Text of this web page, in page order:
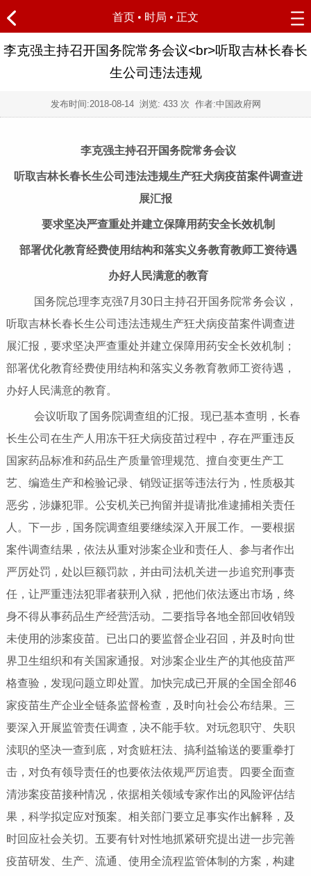
首页 • 时局 • 正文
李克强主持召开国务院常务会议<br>听取吉林长春长
生公司违法违规
发布时间:2018-08-14浏览: 433 次 作者:中国政府网
李克强主持召开国务院常务会议
听取吉林长春长生公司违法违规生产狂犬病疫苗案件调查进
展汇报
要求坚决严查重处并建立保障用药安全长效机制
部署优化教育经费使用结构和落实义务教育教师工资待遇
办好人民满意的教育
国务院总理李克强7月30日主持召开国务院常务会议，
听取吉林长春长生公司违法违规生产狂犬病疫苗案件调查进
展汇报，要求坚决严查重处并建立保障用药安全长效机制；
部署优化教育经费使用结构和落实义务教育教师工资待遇，
办好人民满意的教育。
会议听取了国务院调查组的汇报。现已基本查明，长春
长生公司在生产人用冻干狂犬病疫苗过程中，存在严重违反
国家药品标准和药品生产质量管理规范、擅自变更生产工
艺、编造生产和检验记录、销毁证据等违法行为，性质极其
恶劣，涉嫌犯罪。公安机关已拘留并提请批准逮捕相关责任
人。下一步，国务院调查组要继续深入开展工作。一要根据
案件调查结果，依法从重对涉案企业和责任人、参与者作出
严厉处罚，处以巨额罚款，并由司法机关进一步追究刑事责
任，让严重违法犯罪者获刑入狱，把他们依法逐出市场，终
身不得从事药品生产经营活动。二要指导各地全部回收销毁
未使用的涉案疫苗。已出口的要监督企业召回，并及时向世
界卫生组织和有关国家通报。对涉案企业生产的其他疫苗严
格查验，发现问题立即处置。加快完成已开展的全国全部46
家疫苗生产企业全链条监督检查，及时向社会公布结果。三
要深入开展监管责任调查，决不能手软。对玩忽职守、失职
渎职的坚决一查到底，对贪赃枉法、搞利益输送的要重拳打
击，对负有领导责任的也要依法依规严厉追责。四要全面查
清涉案疫苗接种情况，依据相关领域专家作出的风险评估结
果，科学拟定应对预案。相关部门要立足事实作出解释，及
时回应社会关切。五要有针对性地抓紧研究提出进一步完善
疫苗研发、生产、流通、使用全流程监管体制的方案，构建